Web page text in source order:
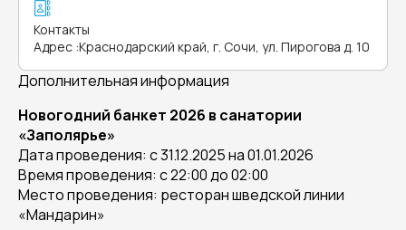
Контакты
Адрес :Краснодарский край, г. Сочи, ул. Пирогова д. 10
Дополнительная информация
Новогодний банкет 2026 в санатории
«Заполярье»
Дата проведения: с 31.12.2025 на 01.01.2026
Время проведения: с 22:00 до 02:00
Место проведения: ресторан шведской линии
«Мандарин»